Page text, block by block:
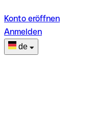
Konto eröffnen
Anmelden
de